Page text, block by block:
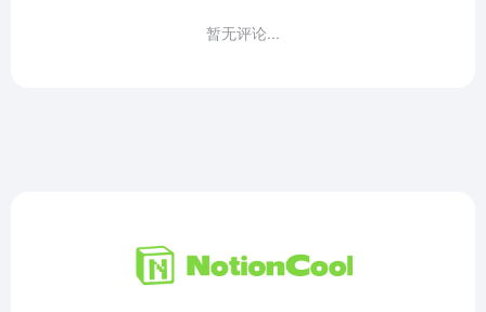
暂无评论...